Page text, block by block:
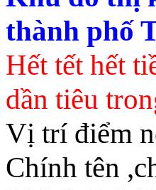
thành phố
Hết tết hết
dần tiêu
Vị trí điểm
Chính tên